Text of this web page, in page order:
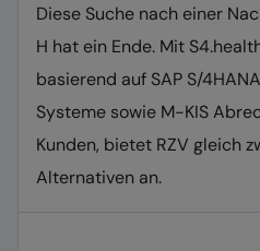
Diese Suche nach einer
H hat ein Ende. Mit
basierend auf SAP S/
Systeme sowie M-KIS
Kunden, bietet RZV gleich
Alternativen an.